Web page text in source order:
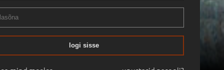
logi sisse
11:27 Haus Galerii